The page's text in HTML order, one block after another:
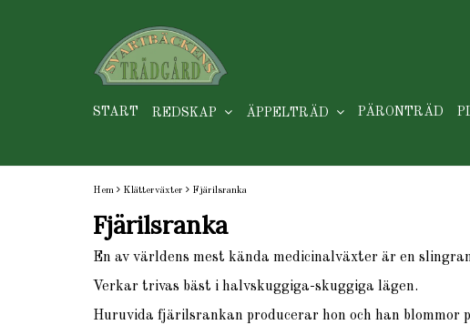
Hem Klätterväxter Fjärilsranka
Fjärilsranka
En av världens mest kända medicinalväxter är en
Verkar trivas bäst i halvskuggiga-skuggiga lägen.
Huruvida fjärilsrankan producerar hon och han
START REDSKAP ÄPPELTRÄD PÄRONTRÄD